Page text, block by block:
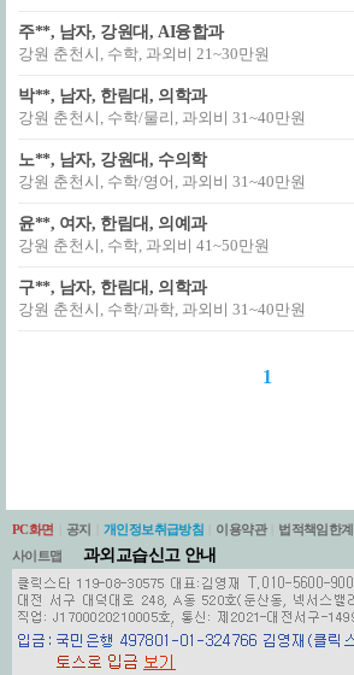
주**, 남자, 강원대, AI융합과
강원 춘천시, 수학, 과외비 21~30만원
박**, 남자, 한림대, 의학과
강원 춘천시, 수학/물리, 과외비 31~40만원
노**, 남자, 강원대, 수의학
강원 춘천시, 수학/영어, 과외비 31~40만원
윤**, 여자, 한림대, 의예과
강원 춘천시, 수학, 과외비 41~50만원
구**, 남자, 한림대, 의학과
강원 춘천시, 수학/과학, 과외비 31~40만원
1
PC화면 공지 개인정보취급방침 이용약관 법적책임한계
사이트맵
과외교습신고 안내